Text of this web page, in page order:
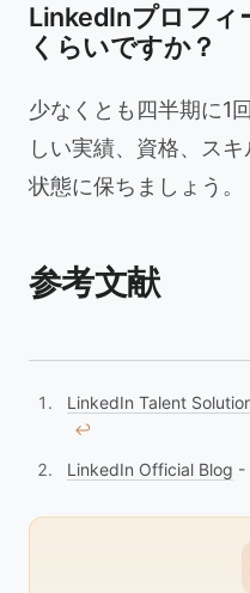
LinkedInプロフィ
くらいですか？
少なくとも四半期に1
しい実績、資格、ス
状態に保ちましょう。
参考文献
LinkedIn Talent
↩︎
LinkedIn Official Blog -